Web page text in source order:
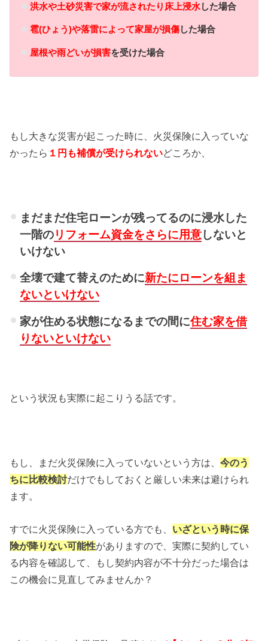
洪水や土砂災害で家が流されたり床上浸水した場合
雹(ひょう)や落雷によって家屋が損傷した場合
屋根や雨どいが損害を受けた場合
もし大きな災害が起こった時に、火災保険に入っていな
かったら １円も補償が受けられないどころか、
まだまだ住宅ローンが残ってるのに浸水した
一階のリフォーム資金をさらに用意しないと
いけない
全壊で建て替えのために新たにローンを組ま
ないといけない
家が住める状態になるまでの間に住む家を借
りないといけない
という状況も実際に起こりうる話です。
もし、まだ火災保険に入っていないという方は、今のう
ちに比較検討だけでもしておくと厳しい未来は避けられ
ます。
すでに火災保険に入っている方でも、 いざという時に保
険が降りない可能性がありますので、実際に契約してい
る内容を確認して、もし契約内容が不十分だった場合は
この機会に見直してみませんか？